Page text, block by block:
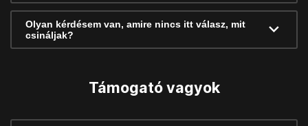
Olyan kérdésem van, amire nincs itt válasz, mit
csináljak?
Támogató vagyok